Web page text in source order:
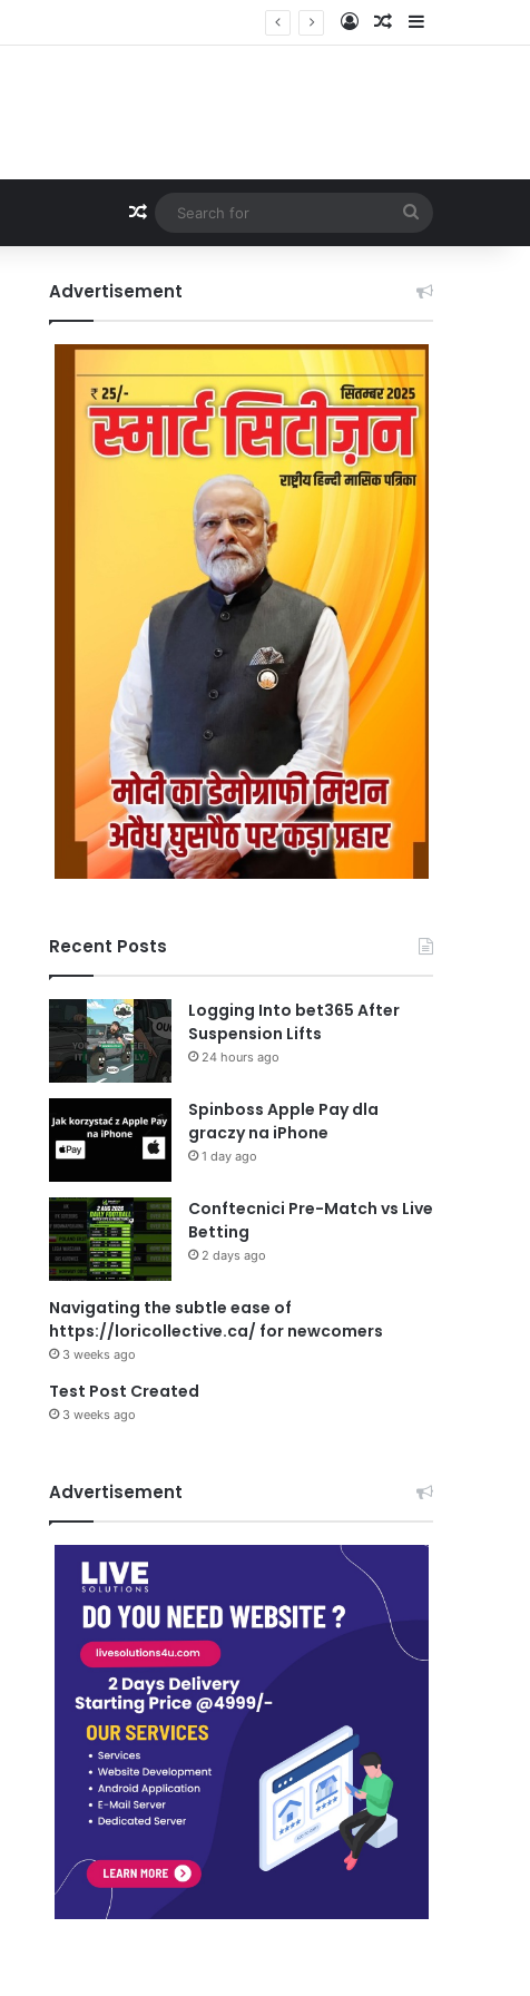
Log InRandom Article
Sidebar
Random Article
for
Advertisement
Recent Posts
Logging Into bet365 After
Suspension Lifts
24 hours ago
Spinboss Apple Pay dla
graczy na iPhone
1 day ago
Conftecnici Pre-Match vs Live
Betting
2 days ago
Navigating the subtle ease of
https://loricollective.ca/ for newcomers
3 weeks ago
Test Post Created
3 weeks ago
Advertisement